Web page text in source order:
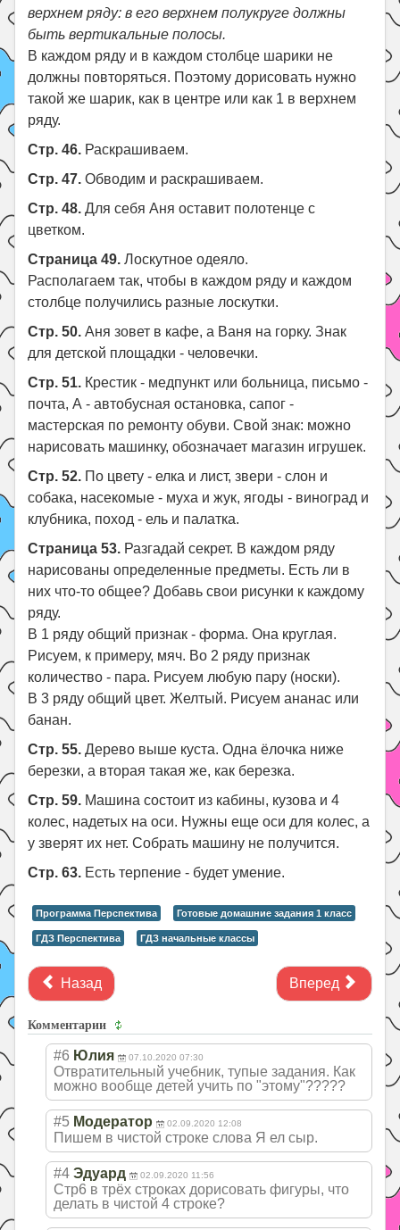
верхнем ряду: в его верхнем полукруге должны
быть вертикальные полосы.
В каждом ряду и в каждом столбце шарики не
должны повторяться. Поэтому дорисовать нужно
такой же шарик, как в центре или как 1 в верхнем
ряду.
Стр. 46. Раскрашиваем.
Стр. 47. Обводим и раскрашиваем.
Стр. 48. Для себя Аня оставит полотенце с
цветком.
Страница 49. Лоскутное одеяло.
Располагаем так, чтобы в каждом ряду и каждом
столбце получились разные лоскутки.
Стр. 50. Аня зовет в кафе, а Ваня на горку. Знак
для детской площадки - человечки.
Стр. 51. Крестик - медпункт или больница, письмо -
почта, А - автобусная остановка, сапог -
мастерская по ремонту обуви. Свой знак: можно
нарисовать машинку, обозначает магазин игрушек.
Стр. 52. По цвету - елка и лист, звери - слон и
собака, насекомые - муха и жук, ягоды - виноград и
клубника, поход - ель и палатка.
Страница 53. Разгадай секрет. В каждом ряду
нарисованы определенные предметы. Есть ли в
них что-то общее? Добавь свои рисунки к каждому
ряду.
В 1 ряду общий признак - форма. Она круглая.
Рисуем, к примеру, мяч. Во 2 ряду признак
количество - пара. Рисуем любую пару (носки).
В 3 ряду общий цвет. Желтый. Рисуем ананас или
банан.
Стр. 55. Дерево выше куста. Одна ёлочка ниже
березки, а вторая такая же, как березка.
Стр. 59. Машина состоит из кабины, кузова и 4
колес, надетых на оси. Нужны еще оси для колес, а
у зверят их нет. Собрать машину не получится.
Стр. 63. Есть терпение - будет умение.
Программа Перспектива Готовые домашние задания 1 класс
ГДЗ Перспектива ГДЗ начальные классы
Назад Вперед
Комментарии
#6 Юлия 07.10.2020 07:30
Отвратительный учебник, тупые задания. Как
можно вообще детей учить по "этому"?????
#5 Модератор 02.09.2020 12:08
Пишем в чистой строке слова Я ел сыр.
#4 Эдуард 02.09.2020 11:56
Стр6 в трёх строках дорисовать фигуры, что
делать в чистой 4 строке?